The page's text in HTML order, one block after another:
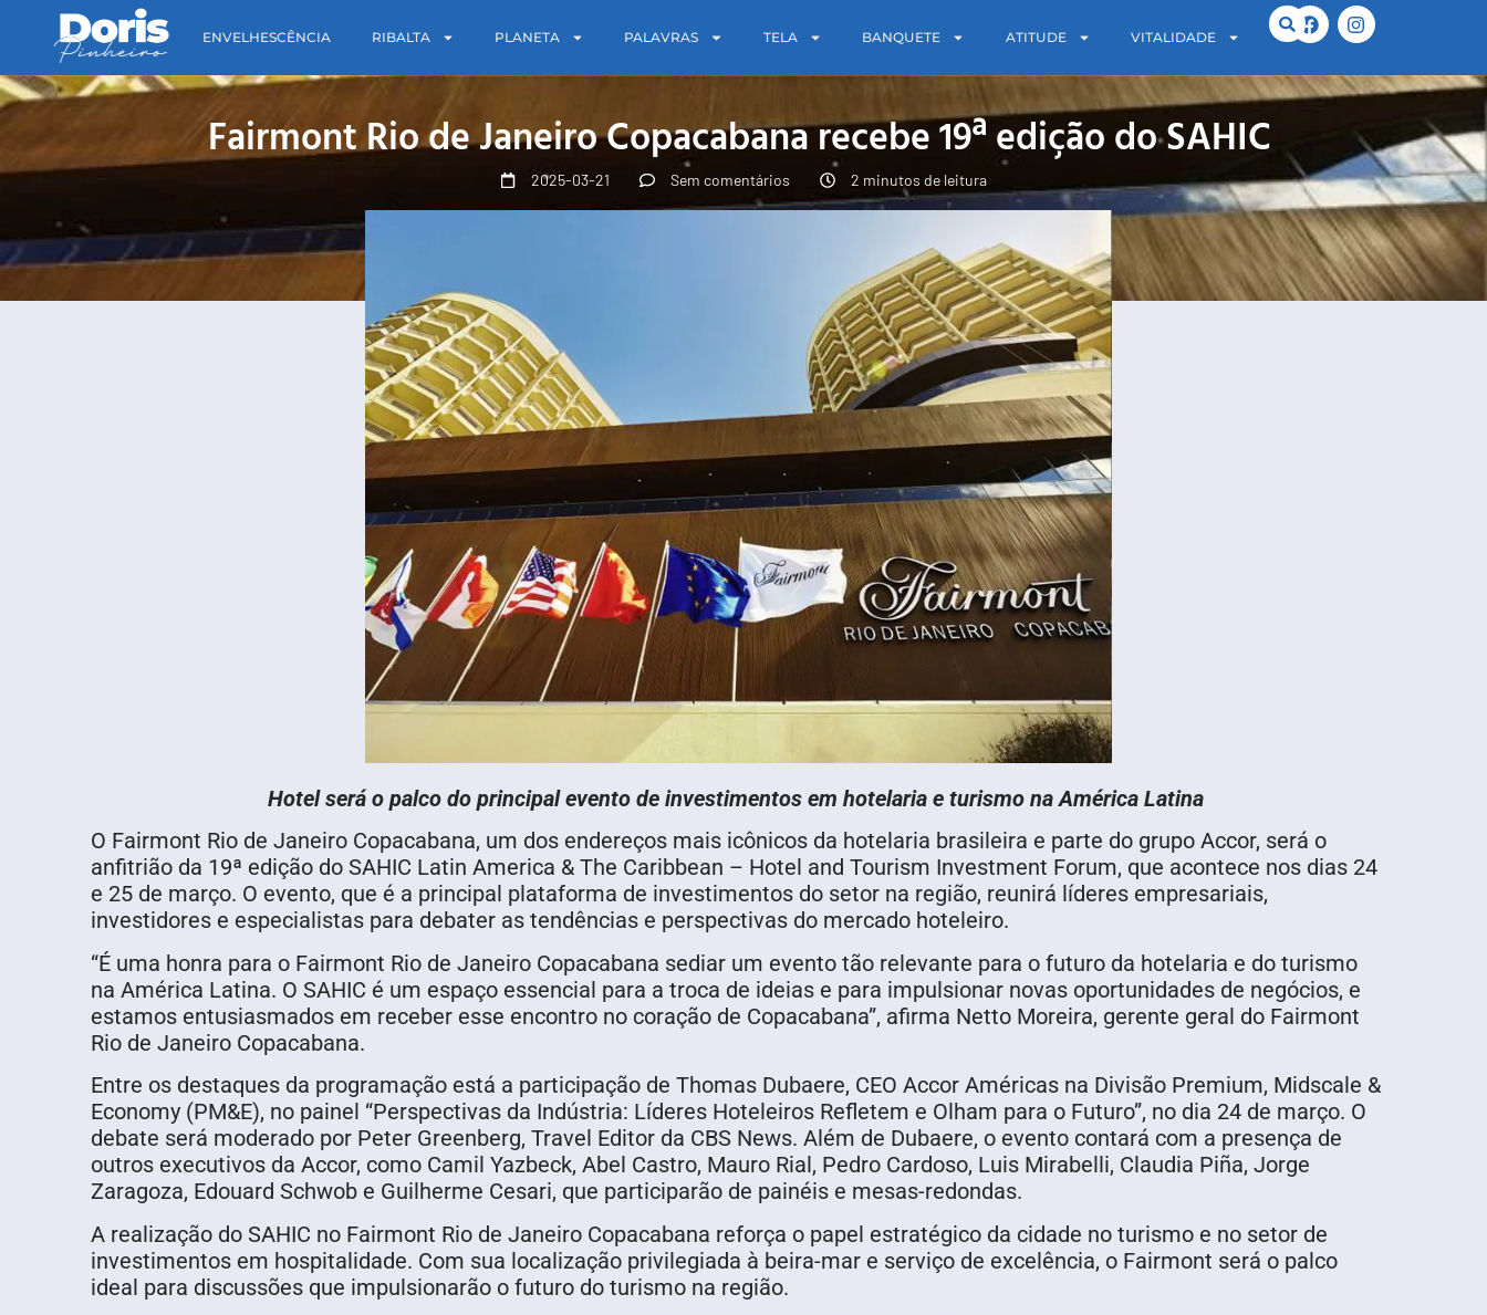
ENVELHESCÊNCIA RIBALTA PLANETA PALAVRAS TELA BANQUETE ATITUDE VITALIDADE
Fairmont Rio de Janeiro Copacabana recebe 19ª edição do SAHIC
2025-03-21 Sem comentários 2 minutos de leitura
Hotel será o palco do principal evento de investimentos em hotelaria e turismo na América Latina
O Fairmont Rio de Janeiro Copacabana, um dos endereços mais icônicos da hotelaria brasileira e parte do grupo Accor, será o
anfitrião da 19ª edição do SAHIC Latin America & The Caribbean – Hotel and Tourism Investment Forum, que acontece nos dias 24
e 25 de março. O evento, que é a principal plataforma de investimentos do setor na região, reunirá líderes empresariais,
investidores e especialistas para debater as tendências e perspectivas do mercado hoteleiro.
“É uma honra para o Fairmont Rio de Janeiro Copacabana sediar um evento tão relevante para o futuro da hotelaria e do turismo
na América Latina. O SAHIC é um espaço essencial para a troca de ideias e para impulsionar novas oportunidades de negócios, e
estamos entusiasmados em receber esse encontro no coração de Copacabana”, afirma Netto Moreira, gerente geral do Fairmont
Rio de Janeiro Copacabana.
Entre os destaques da programação está a participação de Thomas Dubaere, CEO Accor Américas na Divisão Premium, Midscale &
Economy (PM&E), no painel “Perspectivas da Indústria: Líderes Hoteleiros Refletem e Olham para o Futuro”, no dia 24 de março. O
debate será moderado por Peter Greenberg, Travel Editor da CBS News. Além de Dubaere, o evento contará com a presença de
outros executivos da Accor, como Camil Yazbeck, Abel Castro, Mauro Rial, Pedro Cardoso, Luis Mirabelli, Claudia Piña, Jorge
Zaragoza, Edouard Schwob e Guilherme Cesari, que participarão de painéis e mesas-redondas.
A realização do SAHIC no Fairmont Rio de Janeiro Copacabana reforça o papel estratégico da cidade no turismo e no setor de
investimentos em hospitalidade. Com sua localização privilegiada à beira-mar e serviço de excelência, o Fairmont será o palco
ideal para discussões que impulsionarão o futuro do turismo na região.